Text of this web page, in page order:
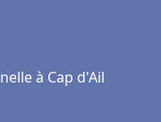
à Cap d'Ail